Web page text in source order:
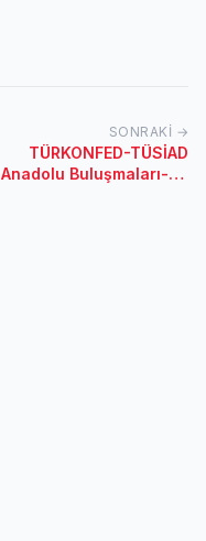
SONRAKI →
TÜRKONFED-TÜSİAD
Anadolu Buluşmaları-23